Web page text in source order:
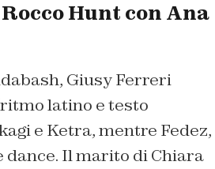
Hunt con Ana
Giusy Ferreri
latino e testo
e Ketra, mentre Fedez,
dance. Il marito di Chiara